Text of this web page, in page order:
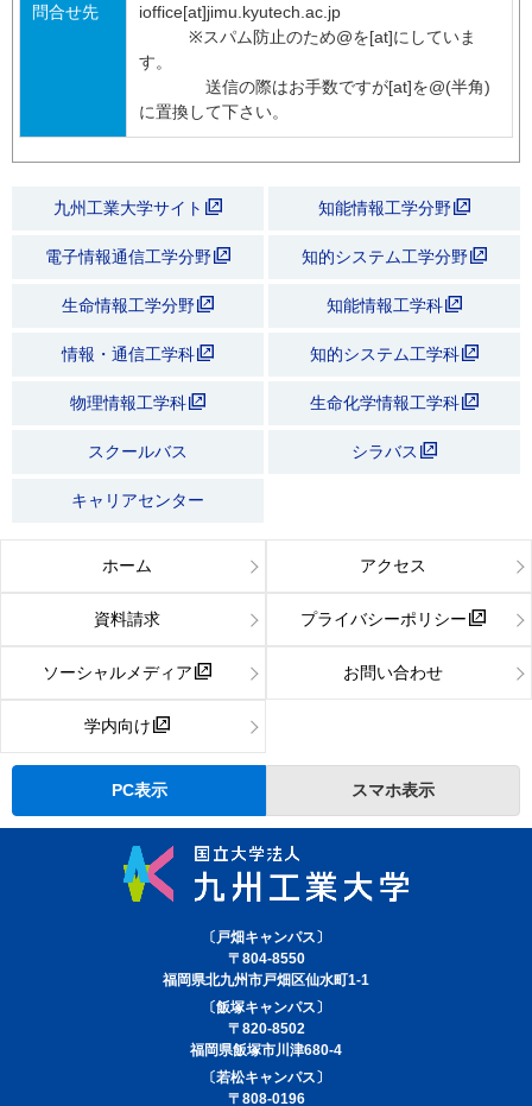
問合せ先
ioffice[at]jimu.kyutech.ac.jp
※スパム防止のため@を[at]にしていま
す。
送信の際はお手数ですが[at]を@(半角)
に置換して下さい。
九州工業大学サイト 知能情報工学分野
電子情報通信工学分野 知的システム工学分野
生命情報工学分野 知能情報工学科
情報・通信工学科 知的システム工学科
物理情報工学科 生命化学情報工学科
スクールバス シラバス
キャリアセンター
ホーム アクセス
資料請求 プライバシーポリシー
ソーシャルメディア お問い合わせ
学内向け
PC表示 スマホ表示
〔戸畑キャンパス〕
〒804-8550
福岡県北九州市戸畑区仙水町1-1
〔飯塚キャンパス〕
〒820-8502
福岡県飯塚市川津680-4
〔若松キャンパス〕
〒808-0196